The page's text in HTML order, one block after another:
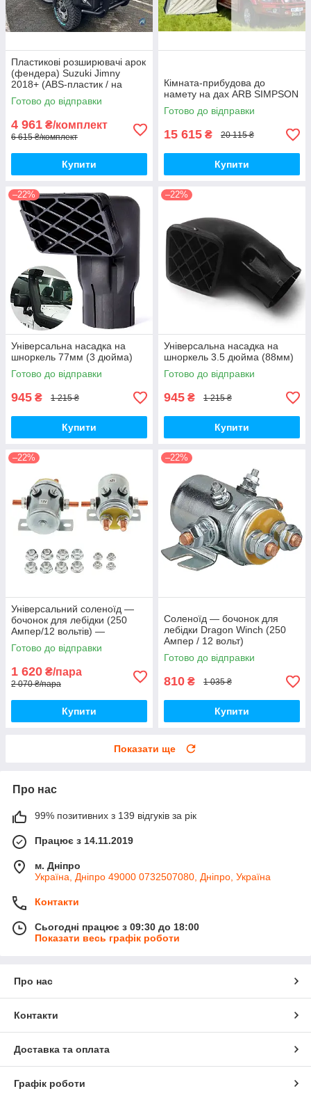
Пластикові розширювачі арок
(фендера) Suzuki Jimny
2018+ (ABS-пластик / на
скотчі 3М)
Готово до відправки
4 961 ₴/комплект
6 615 ₴/комплект
Купити
Кімната-прибудова до
намету на дах ARB SIMPSON
Готово до відправки
15 615 ₴ 20 115 ₴
Купити
–22%
Універсальна насадка на
шноркель 77мм (3 дюйма)
Готово до відправки
945 ₴ 1 215 ₴
Купити
–22%
Універсальна насадка на
шноркель 3.5 дюйма (88мм)
Готово до відправки
945 ₴ 1 215 ₴
Купити
–22%
Універсальний соленоїд —
бочонок для лебідки (250
Ампер/12 вольтів) —
комплект 2 штуки
Готово до відправки
1 620 ₴/пара
2 070 ₴/пара
Купити
–22%
Соленоїд — бочонок для
лебідки Dragon Winch (250
Ампер / 12 вольт)
Готово до відправки
810 ₴ 1 035 ₴
Купити
Показати ще
Про нас
99% позитивних з 139 відгуків за рік
Працює з 14.11.2019
м. Дніпро
Україна, Дніпро 49000 0732507080, Дніпро, Україна
Контакти
Сьогодні працює з 09:30 до 18:00
Показати весь графік роботи
Про нас
Контакти
Доставка та оплата
Графік роботи